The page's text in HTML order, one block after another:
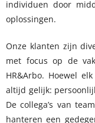
individuen door
oplossingen.
Onze klanten zijn
met focus op de
HR&Arbo. Hoewel
altijd gelijk:
De collega’s van
hanteren een